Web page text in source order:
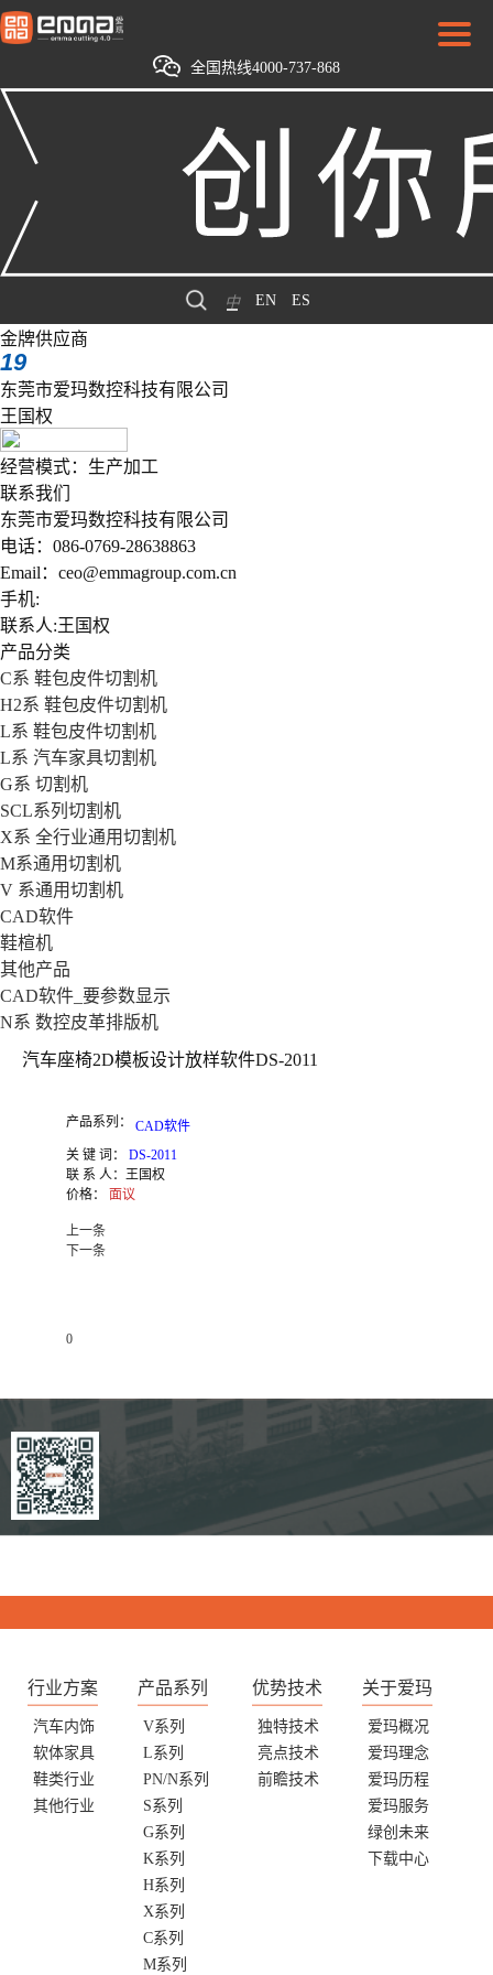
全国热线4000-737-868
中 EN ES
金牌供应商
19
东莞市爱玛数控科技有限公司
王国权
经营模式：生产加工
联系我们
东莞市爱玛数控科技有限公司
电话：086-0769-28638863
Email：ceo@emmagroup.com.cn
手机:
联系人:王国权
产品分类
C系 鞋包皮件切割机
H2系 鞋包皮件切割机
L系 鞋包皮件切割机
L系 汽车家具切割机
G系 切割机
SCL系列切割机
X系 全行业通用切割机
M系通用切割机
V 系通用切割机
CAD软件
鞋楦机
其他产品
CAD软件_要参数显示
N系 数控皮革排版机
汽车座椅2D模板设计放样软件DS-2011
产品系列： CAD软件
关 键 词：
DS-2011
联 系 人： 王国权
价格： 面议
上一条
下一条
0
行业方案
汽车内饰
软体家具
鞋类行业
其他行业
产品系列
V系列
L系列
PN/N系列
S系列
G系列
K系列
H系列
X系列
C系列
M系列
优势技术
独特技术
亮点技术
前瞻技术
关于爱玛
爱玛概况
爱玛理念
爱玛历程
爱玛服务
绿创未来
下载中心